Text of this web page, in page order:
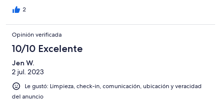
2
Opinión verificada
10/10 Excelente
Jen W.
2 jul. 2023
Le gustó: Limpieza, check-in, comunicación, ubicación y veracidad
del anuncio